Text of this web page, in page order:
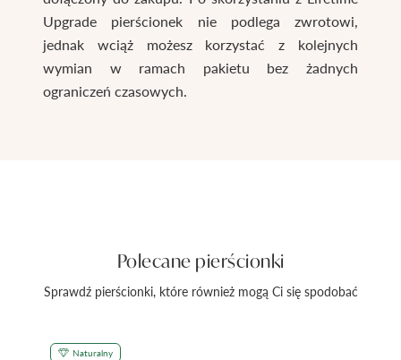
Upgrade pierścionek nie podlega zwrotowi,
jednak wciąż możesz korzystać z kolejnych
wymian w ramach pakietu bez żadnych
ograniczeń czasowych.
Polecane pierścionki
Sprawdź pierścionki, które również mogą Ci się spodobać
Naturalny